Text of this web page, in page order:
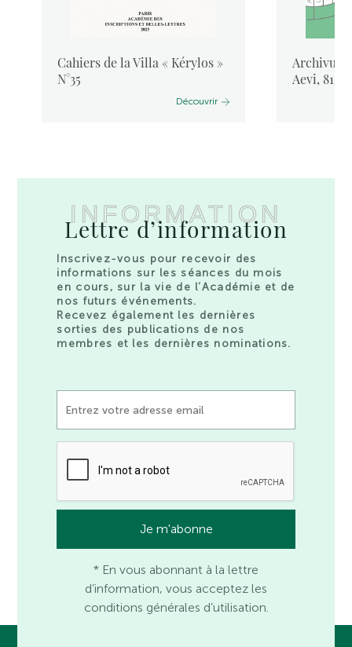
Cahiers de la Villa « Kérylos »
N°35
Découvrir
Aevi, 81,
INFORMATION
Lettre d’information
Inscrivez-vous pour recevoir des
informations sur les séances du mois
en cours, sur la vie de l’Académie et de
nos futurs événements.
Recevez également les dernières
sorties des publications de nos
membres et les dernières nominations.
* En vous abonnant à la lettre
d’information, vous acceptez les
conditions générales d’utilisation.